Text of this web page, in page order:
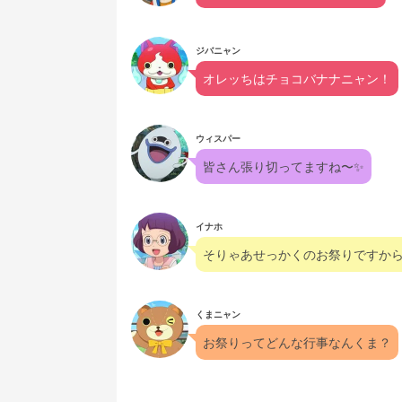
ジバニャン
オレッちはチョコバナナニャン！
ウィスパー
皆さん張り切ってますね〜✨️
イナホ
そりゃあせっかくのお祭りですか
くまニャン
お祭りってどんな行事なんくま？